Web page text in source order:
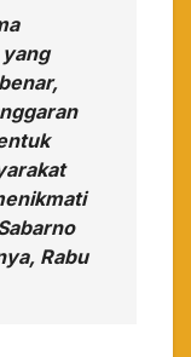
Rabu